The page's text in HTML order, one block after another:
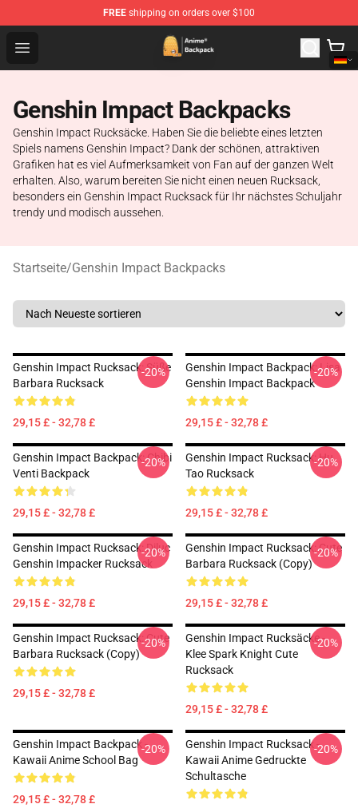
FREE shipping on orders over $100
Open menu
Anime Backpack Shop - Official Anime Backpack Store
Genshin Impact Backpacks
Genshin Impact Rucksäcke. Haben Sie die beliebte eines letzten
Spiels namens Genshin Impact? Dank der schönen, attraktiven
Grafiken hat es viel Aufmerksamkeit von Fan auf der ganzen Welt
erhalten. Also, warum bereiten Sie nicht einen neuen Rucksack,
besonders ein Genshin Impact Rucksack für Ihr nächstes Schuljahr
trendy und modisch aussehen.
Startseite/Genshin Impact Backpacks
Genshin Impact Rucksack: Süße
Barbara Rucksack
29,15 £ - 32,78 £
-20%
Genshin Impact Backpack: Lisa
Genshin Impact Backpack
29,15 £ - 32,78 £
-20%
Genshin Impact Backpack: Chibi
Venti Backpack
29,15 £ - 32,78 £
-20%
Genshin Impact Rucksack: Hu
Tao Rucksack
29,15 £ - 32,78 £
-20%
Genshin Impact Rucksack: Diluc
Genshin Impacker Rucksack
29,15 £ - 32,78 £
-20%
Genshin Impact Rucksack: Cute
Barbara Rucksack (Copy)
29,15 £ - 32,78 £
-20%
Genshin Impact Rucksack: Cute
Barbara Rucksack (Copy)
29,15 £ - 32,78 £
-20%
Genshin Impact Rucksäcke -
Klee Spark Knight Cute
Rucksack
29,15 £ - 32,78 £
-20%
Genshin Impact Backpack -
Kawaii Anime School Bag
29,15 £ - 32,78 £
-20%
Genshin Impact Rucksack -
Kawaii Anime Gedruckte
Schultasche
-20%